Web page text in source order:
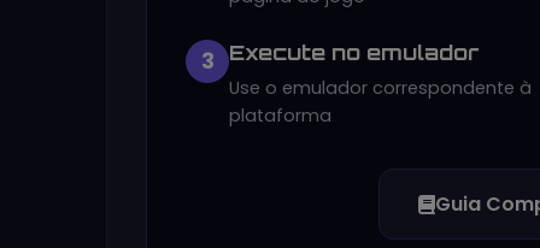
3 Execute no emulador
Use o emulador correspondente à
plataforma
Guia